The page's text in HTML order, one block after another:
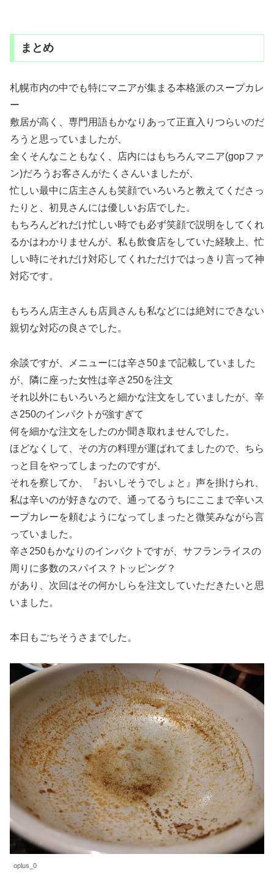
まとめ
札幌市内の中でも特にマニアが集まる本格派のスープカレ
ー
敷居が高く、専門用語もかなりあって正直入りつらいのだ
ろうと思っていましたが、
全くそんなこともなく、店内にはもちろんマニア(gopファ
ン)だろうお客さんがたくさんいましたが、
忙しい最中に店主さんも笑顔でいろいろと教えてくださっ
たりと、初見さんには優しいお店でした。
もちろんどれだけ忙しい時でも必ず笑顔で説明をしてくれ
るかはわかりませんが、私も飲食店をしていた経験上、忙
しい時にそれだけ対応してくれただけではっきり言って神
対応です。
もちろん店主さんも店員さんも私などには絶対にできない
親切な対応の良さでした。
余談ですが、メニューには辛さ50まで記載していました
が、隣に座った女性は辛さ250を注文
それ以外にもいろいろと細かな注文をしていましたが、辛
さ250のインパクトが強すぎて
何を細かな注文をしたのか聞き取れませんでした。
ほどなくして、その方の料理が運ばれてましたので、ちら
っと目をやってしまったのですが、
それを察してか、『おいしそうでしょと』声を掛けられ、
私は辛いのが好きなので、通ってるうちにここまで辛いス
ープカレーを頼むようになってしまったと微笑みながら言
っていました。
辛さ250もかなりのインパクトですが、サフランライスの
周りに多数のスパイス？トッピング？
があり、次回はその何かしらを注文していただきたいと思
いました。
本日もごちそうさまでした。
oplus_0